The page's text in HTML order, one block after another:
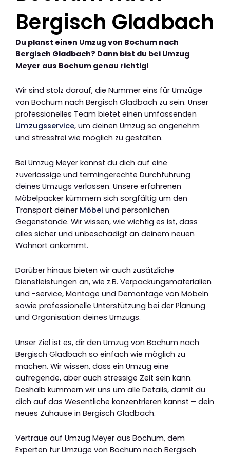
Bergisch Gladbach
Du planst einen Umzug von Bochum nach
Bergisch Gladbach? Dann bist du bei Umzug
Meyer aus Bochum genau richtig!
Wir sind stolz darauf, die Nummer eins für Umzüge
von Bochum nach Bergisch Gladbach zu sein. Unser
professionelles Team bietet einen umfassenden
Umzugsservice, um deinen Umzug so angenehm
und stressfrei wie möglich zu gestalten.
Bei Umzug Meyer kannst du dich auf eine
zuverlässige und termingerechte Durchführung
deines Umzugs verlassen. Unsere erfahrenen
Möbelpacker kümmern sich sorgfältig um den
Transport deiner Möbel und persönlichen
Gegenstände. Wir wissen, wie wichtig es ist, dass
alles sicher und unbeschädigt an deinem neuen
Wohnort ankommt.
Darüber hinaus bieten wir auch zusätzliche
Dienstleistungen an, wie z.B. Verpackungsmaterialien
und -service, Montage und Demontage von Möbeln
sowie professionelle Unterstützung bei der Planung
und Organisation deines Umzugs.
Unser Ziel ist es, dir den Umzug von Bochum nach
Bergisch Gladbach so einfach wie möglich zu
machen. Wir wissen, dass ein Umzug eine
aufregende, aber auch stressige Zeit sein kann.
Deshalb kümmern wir uns um alle Details, damit du
dich auf das Wesentliche konzentrieren kannst – dein
neues Zuhause in Bergisch Gladbach.
Vertraue auf Umzug Meyer aus Bochum, dem
Experten für Umzüge von Bochum nach Bergisch